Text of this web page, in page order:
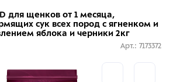
для щенков от 1 месяца,
сук всех пород с ягненком и
яблока и черники 2кг
Арт.: 7173372